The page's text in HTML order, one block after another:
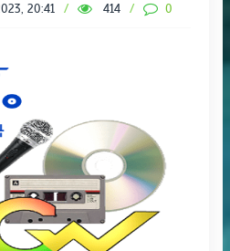
20:41 / 414 / 0